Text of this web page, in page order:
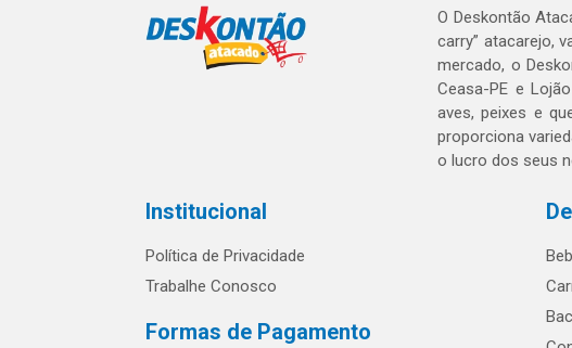
O Deskontão
carry” atacarejo,
mercado, o
Ceasa-PE e
aves, peixes e
proporciona
o lucro dos seus
Institucional
Política de Privacidade
Trabalhe Conosco
Formas de Pagamento